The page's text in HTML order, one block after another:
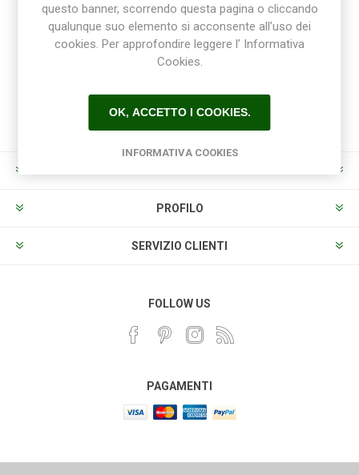
Ricevi la newsletter
PROFILO
SERVIZIO CLIENTI
FOLLOW US
PAGAMENTI
questo banner, scorrendo questa pagina o cliccando
qualunque suo elemento si acconsente all’uso dei
cookies. Per approfondire leggere l’ Informativa
Cookies.
OK, ACCETTO I COOKIES.
INFORMATIVA COOKIES